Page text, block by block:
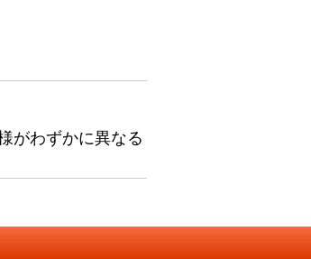
がわずかに異なる